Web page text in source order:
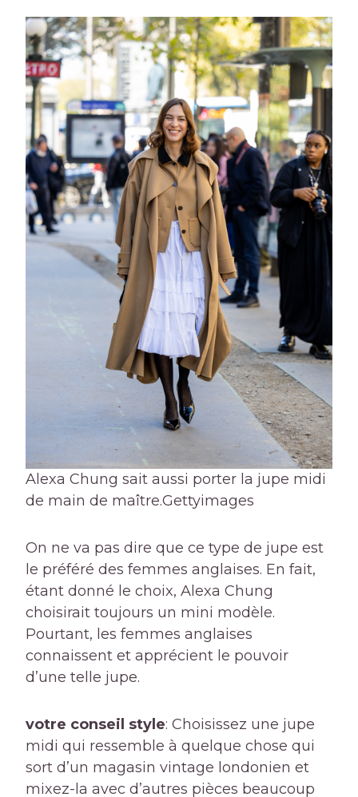
Alexa Chung sait aussi porter la jupe midi
de main de maître.Gettyimages
On ne va pas dire que ce type de jupe est
le préféré des femmes anglaises. En fait,
étant donné le choix, Alexa Chung
choisirait toujours un mini modèle.
Pourtant, les femmes anglaises
connaissent et apprécient le pouvoir
d’une telle jupe.
votre conseil style: Choisissez une jupe
midi qui ressemble à quelque chose qui
sort d’un magasin vintage londonien et
mixez-la avec d’autres pièces beaucoup